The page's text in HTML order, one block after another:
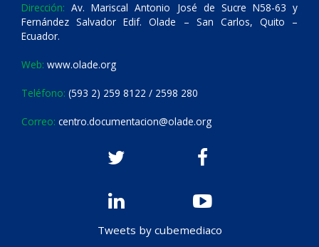
Dirección: Av. Mariscal Antonio José de Sucre N58-63 y
Fernández Salvador Edif. Olade – San Carlos, Quito –
Ecuador.
Web: www.olade.org
Teléfono: (593 2) 259 8122 / 2598 280
Correo: centro.documentacion@olade.org
Tweets by cubemediaco